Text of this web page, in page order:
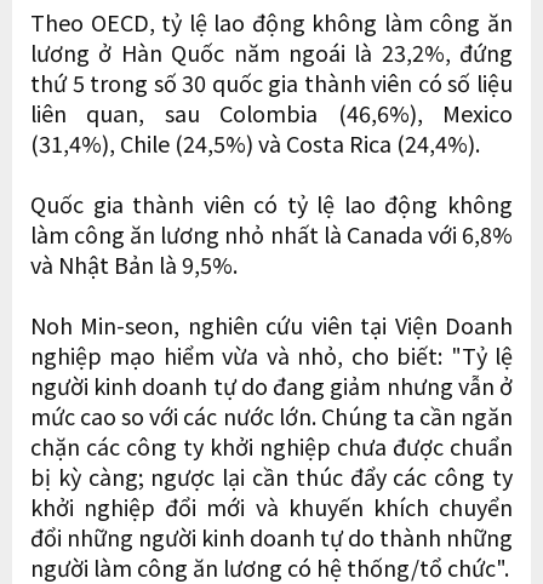
Theo OECD, tỷ lệ lao động không làm công ăn
lương ở Hàn Quốc năm ngoái là 23,2%, đứng
thứ 5 trong số 30 quốc gia thành viên có số liệu
liên quan, sau Colombia (46,6%), Mexico
(31,4%), Chile (24,5%) và Costa Rica (24,4%).
Quốc gia thành viên có tỷ lệ lao động không
làm công ăn lương nhỏ nhất là Canada với 6,8%
và Nhật Bản là 9,5%.
Noh Min-seon, nghiên cứu viên tại Viện Doanh
nghiệp mạo hiểm vừa và nhỏ, cho biết: "Tỷ lệ
người kinh doanh tự do đang giảm nhưng vẫn ở
mức cao so với các nước lớn. Chúng ta cần ngăn
chặn các công ty khởi nghiệp chưa được chuẩn
bị kỳ càng; ngược lại cần thúc đẩy các công ty
khởi nghiệp đổi mới và khuyến khích chuyển
đổi những người kinh doanh tự do thành những
người làm công ăn lương có hệ thống/tổ chức".